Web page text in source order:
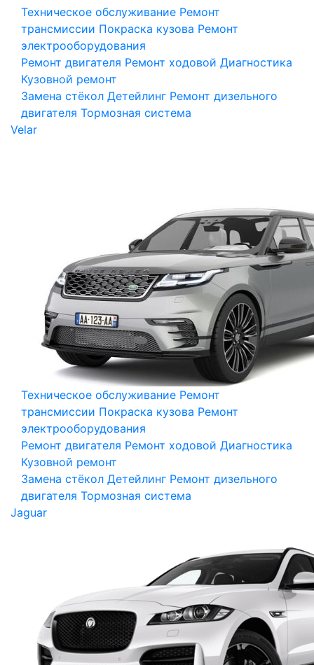
Техническое обслуживание Ремонт
трансмиссии Покраска кузова Ремонт
электрооборудования
Ремонт двигателя Ремонт ходовой Диагностика
Кузовной ремонт
Замена стёкол Детейлинг Ремонт дизельного
двигателя Тормозная система
Velar
Техническое обслуживание Ремонт
трансмиссии Покраска кузова Ремонт
электрооборудования
Ремонт двигателя Ремонт ходовой Диагностика
Кузовной ремонт
Замена стёкол Детейлинг Ремонт дизельного
двигателя Тормозная система
Jaguar